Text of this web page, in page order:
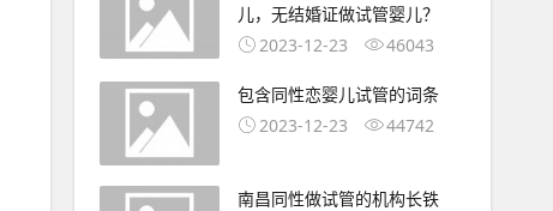
儿，无结婚证做试管婴儿？
2023-12-23
46043
包含同性恋婴儿试管的词条
2023-12-23
44742
南昌同性做试管的机构长铁